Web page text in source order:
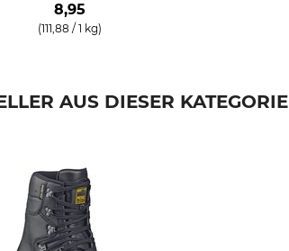
8,95
(111,88 / 1 kg)
AUS DIESER KATEGORIE